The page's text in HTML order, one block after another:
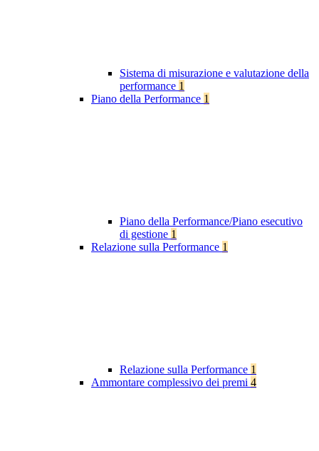
Sistema di misurazione e valutazione della
performance 1
Piano della Performance 1
Piano della Performance/Piano esecutivo
di gestione 1
Relazione sulla Performance 1
Relazione sulla Performance 1
Ammontare complessivo dei premi 4